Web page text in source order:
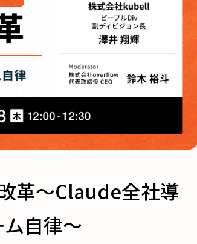
革〜Claude全社導
自律〜